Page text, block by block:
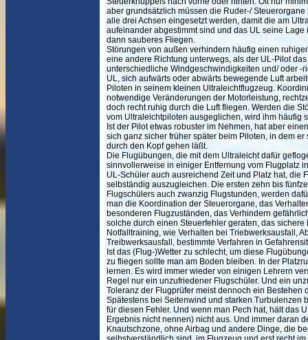
aber grundsätzlich müssen die Ruder-/
alle drei Achsen eingesetzt werden, damit die am
aufeinander abgestimmt sind und das UL seine
dann sauberes Fliegen.
Störungen von außen verhindern häufig einen
eine andere Richtung unterwegs, als der UL-Pilot
unterschiedliche Windgeschwindigkeiten und/ oder -
UL, sich aufwärts oder abwärts bewegende Luft
Piloten in seinem kleinen Ultraleichtflugzeug.
notwendige Veränderungen der Motorleistung,
doch recht ruhig durch die Luft fliegen. Werden die
vom Ultraleichtpiloten ausgeglichen, wird ihm häufig
Ist der Pilot etwas robuster im Nehmen, hat aber
sich ganz sicher früher später beim Piloten, in dem
durch den Kopf gehen läßt.
Die Flugübungen, die mit dem Ultraleicht dafür
sinnvollerweise in einiger Entfernung vom Flugplatz
UL-Schüler auch ausreichend Zeit und Platz hat, die
selbständig auszugleichen. Die ersten zehn bis
Flugschülers auch zwanzig Flugstunden, werden
man die Koordination der Steuerorgane, das
besonderen Flugzuständen, das Verhindern
solche durch einen Steuerfehler geraten, das
Notfalltraining, wie Verhalten bei Triebwerksausfall,
Treibwerksausfall, bestimmte Verfahren in
Ist das (Flug-)Wetter zu schlecht, um diese
zu fliegen sollte man am Boden bleiben. In der
lernen. Es wird immer wieder von einigen Lehrern
Regel nur ein unzufriedener Flugschüler. Und ein
Toleranz der Flugprüfer meist dennoch ein Bestehen
Spätestens bei Seitenwind und starken Turbulenzen
für diesen Fehler. Und wenn man Pech hat, hält das
Ergebnis nicht nennen) nicht aus. Und immer daran
Knautschzone, ohne Airbag und andere Dinge, die